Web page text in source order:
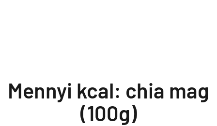
Mennyi kcal: chia mag
(100g)